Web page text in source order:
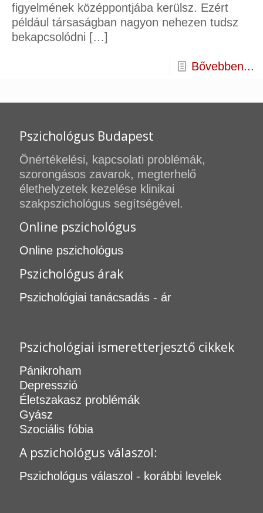
figyelmének középpontjába kerülsz. Ezért
például társaságban nagyon nehezen tudsz
bekapcsolódni […]
Bővebben...
Pszichológus Budapest
Önértékelési, kapcsolati problémák,
szorongásos zavarok, megterhelő
élethelyzetek kezelése klinikai
szakpszichológus segítségével.
Online pszichológus
Online pszichológus
Pszichológus árak
Pszichológiai tanácsadás - ár
Pszichológiai ismeretterjesztő cikkek
Pánikroham
Depresszió
Életszakasz problémák
Gyász
Szociális fóbia
A pszichológus válaszol:
Pszichológus válaszol - korábbi levelek